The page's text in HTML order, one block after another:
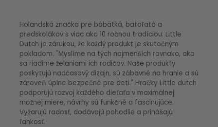
Holandská značka pre bábätká, batoľatá a
predškolákov s viac ako 10 ročnou tradíciou. Little
Dutch je zárukou, že každý produkt je skutočným
pokladom. "Myslíme na tých najmenších rovnako, ako
sa riadime želaniami ich rodičov. Naše produkty
poskytujú nadčasový dizajn, sú zábavné na hranie a sú
zároveň úplne bezpečné pre deti." Hračky Little dutch
podporujú rozvoj každého dieťaťa v maximálnej
možnej miere, návrhy sú funkčné a fascinujúce.
Vyžarujú radosť, dodávajú pohodlie a prinášajú
ľahkosť.